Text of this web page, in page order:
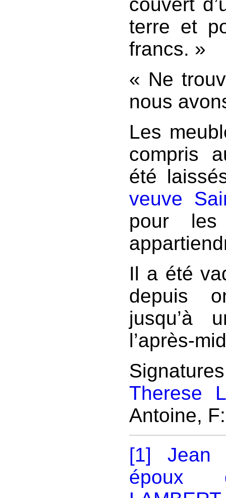
terre et
francs. »
« Ne
nous
Les
compris
été
veuve
pour
Il a été
depuis
jusqu’à
l’après-
Therese
Antoine,
[1]
Jean
époux